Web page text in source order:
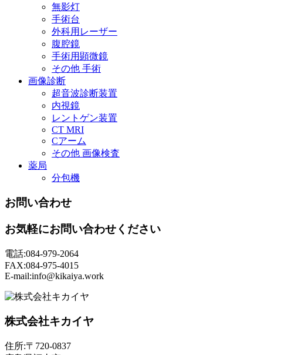
無影灯
手術台
外科用レーザー
腹腔鏡
手術用顕微鏡
その他 手術
画像診断
超音波診断装置
内視鏡
レントゲン装置
CT MRI
Cアーム
その他 画像検査
薬局
分包機
お問い合わせ
お気軽にお問い合わせください
電話:084-979-2064
FAX:084-975-4015
E-mail:info@kikaiya.work
株式会社キカイヤ
住所:〒720-0837